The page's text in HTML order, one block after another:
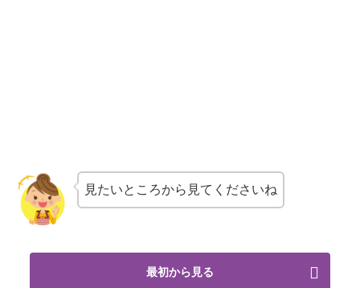
見たいところから見てくださいね
最初から見る